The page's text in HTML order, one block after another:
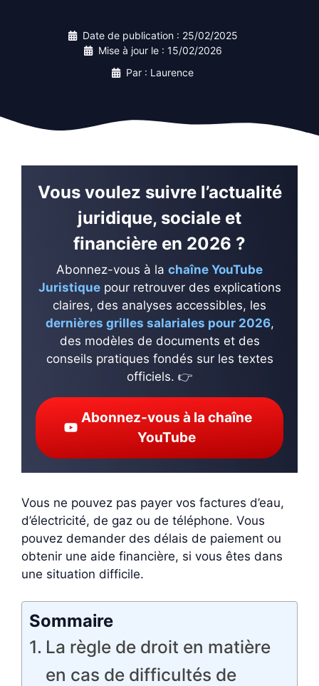
Date de publication : 25/02/2025
Mise à jour le : 15/02/2026
Par : Laurence
Vous voulez suivre l’actualité
juridique, sociale et
financière en 2026 ?
Abonnez-vous à la chaîne YouTube
Juristiquepour retrouver des explications
claires, des analyses accessibles, les
dernières grilles salariales pour 2026,
des modèles de documents et des
conseils pratiques fondés sur les textes
officiels. 👉
Abonnez-vous à la chaîne
YouTube
Vous ne pouvez pas payer vos factures d’eau,
d’électricité, de gaz ou de téléphone. Vous
pouvez demander des délais de paiement ou
obtenir une aide financière, si vous êtes dans
une situation difficile.
Sommaire
La règle de droit en matière
en cas de difficultés de